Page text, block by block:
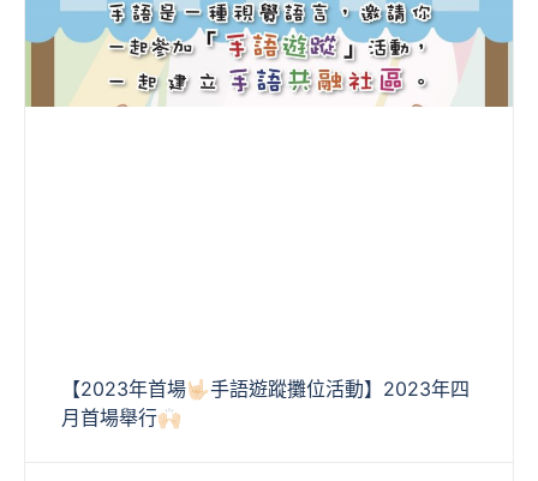
【2023年首場🤟🏻手語遊蹤攤位活動】2023年四
月首場舉行🙌🏻